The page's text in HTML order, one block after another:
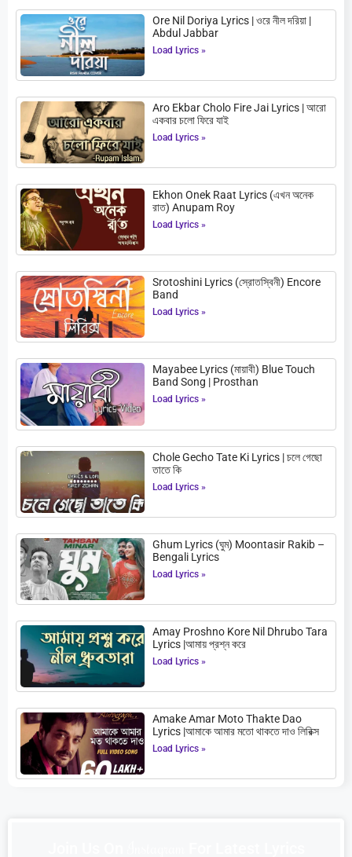
Ore Nil Doriya Lyrics | ওরে নীল দরিয়া |
Abdul Jabbar
Load Lyrics »
Aro Ekbar Cholo Fire Jai Lyrics | আরো
একবার চলো ফিরে যাই
Load Lyrics »
Ekhon Onek Raat Lyrics (এখন অনেক
রাত) Anupam Roy
Load Lyrics »
Srotoshini Lyrics (স্রোতস্বিনী) Encore
Band
Load Lyrics »
Mayabee Lyrics (মায়াবী) Blue Touch
Band Song | Prosthan
Load Lyrics »
Chole Gecho Tate Ki Lyrics | চলে গেছো
তাতে কি
Load Lyrics »
Ghum Lyrics (ঘুম) Moontasir Rakib –
Bengali Lyrics
Load Lyrics »
Amay Proshno Kore Nil Dhrubo Tara
Lyrics |আমায় প্রশ্ন করে
Load Lyrics »
Amake Amar Moto Thakte Dao
Lyrics |আমাকে আমার মতো থাকতে দাও লিরিক্স
Load Lyrics »